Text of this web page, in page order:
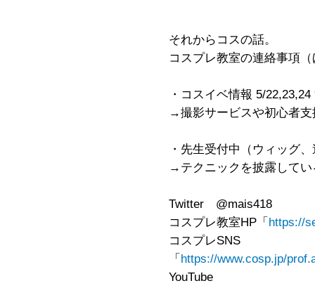
それからコスの話。
コスプレ教室の連絡事項
・コスイベ情報 5/
→撮影サービスや初心者
・先生受付中（ウィッグ
→テクニックを披露して
Twitter @mais418
コスプレ教室HP「 https://
コスプレSNS
「 https://www.cosp.jp/
YouTube